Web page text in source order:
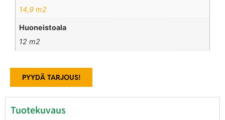
14,9 m2
Huoneistoala
12 m2
PYYDÄ TARJOUS!
Tuotekuvaus